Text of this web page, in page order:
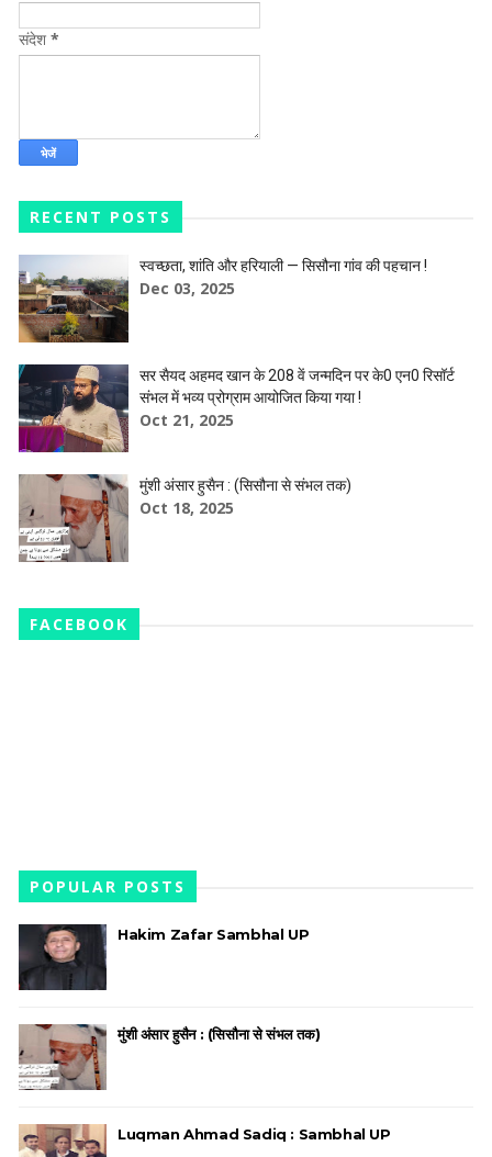
संदेश *
RECENT POSTS
स्वच्छता, शांति और हरियाली — सिसौना गांव की पहचान !
Dec 03, 2025
सर सैयद अहमद खान के 208 वें जन्मदिन पर के0 एन0 रिसॉर्ट
संभल में भव्य प्रोग्राम आयोजित किया गया !
Oct 21, 2025
मुंशी अंसार हुसैन : (सिसौना से संभल तक)
Oct 18, 2025
FACEBOOK
POPULAR POSTS
Hakim Zafar Sambhal UP
मुंशी अंसार हुसैन : (सिसौना से संभल तक)
Luqman Ahmad Sadiq : Sambhal UP